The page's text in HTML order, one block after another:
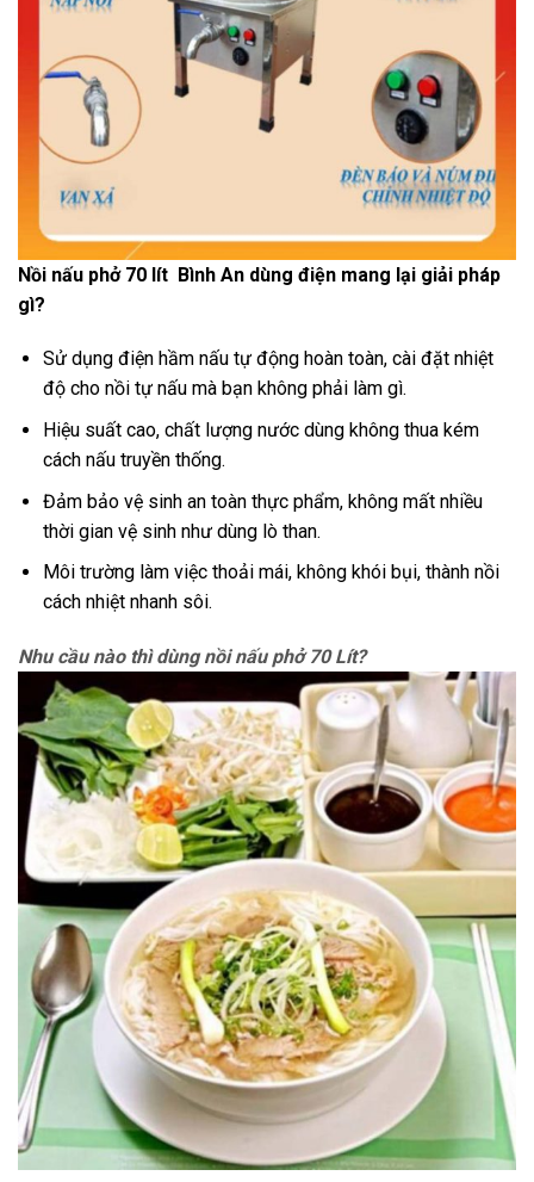
Nồi nấu phở 70 lít Bình An dùng điện mang lại giải pháp
gì?
Sử dụng điện hầm nấu tự động hoàn toàn, cài đặt nhiệt
độ cho nồi tự nấu mà bạn không phải làm gì.
Hiệu suất cao, chất lượng nước dùng không thua kém
cách nấu truyền thống.
Đảm bảo vệ sinh an toàn thực phẩm, không mất nhiều
thời gian vệ sinh như dùng lò than.
Môi trường làm việc thoải mái, không khói bụi, thành nồi
cách nhiệt nhanh sôi.
Nhu cầu nào thì dùngnồi nấu phở70 Lít?